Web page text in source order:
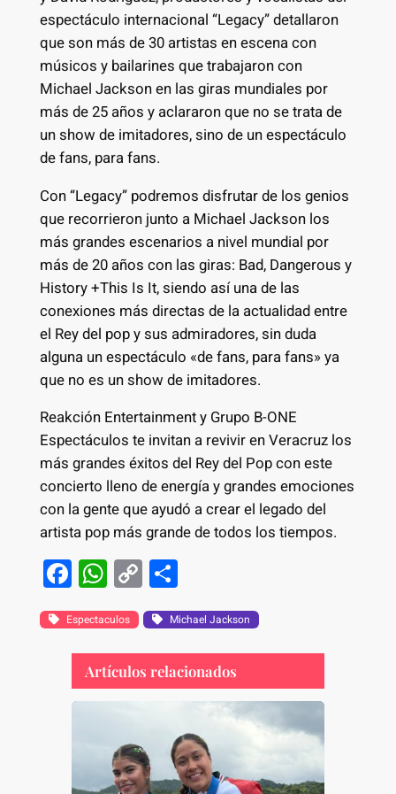
espectáculo internacional “Legacy” detallaron
que son más de 30 artistas en escena con
músicos y bailarines que trabajaron con
Michael Jackson en las giras mundiales por
más de 25 años y aclararon que no se trata de
un show de imitadores, sino de un espectáculo
de fans, para fans.
Con “Legacy” podremos disfrutar de los genios
que recorrieron junto a Michael Jackson los
más grandes escenarios a nivel mundial por
más de 20 años con las giras: Bad, Dangerous y
History +This Is It, siendo así una de las
conexiones más directas de la actualidad entre
el Rey del pop y sus admiradores, sin duda
alguna un espectáculo «de fans, para fans» ya
que no es un show de imitadores.
Reakción Entertainment y Grupo B-ONE
Espectáculos te invitan a revivir en Veracruz los
más grandes éxitos del Rey del Pop con este
concierto lleno de energía y grandes emociones
con la gente que ayudó a crear el legado del
artista pop más grande de todos los tiempos.
F
a
c
e
b
o
k
W
h
at
s
A
p
p
C
o
p
y
Li
n
k
S
h
ar
e
Espectaculos Michael Jackson
Artículos relacionados